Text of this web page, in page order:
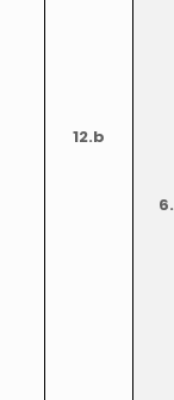
12.b
6.